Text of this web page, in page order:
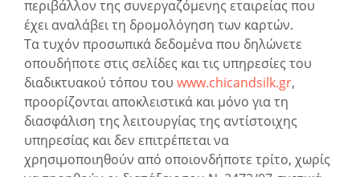
περιβάλλον της συνεργαζόμενης εταιρείας που
έχει αναλάβει τη δρομολόγηση των καρτών.
Τα τυχόν προσωπικά δεδομένα που δηλώνετε
οπουδήποτε στις σελίδες και τις υπηρεσίες του
διαδικτυακού τόπου του www.chicandsilk.gr,
προορίζονται αποκλειστικά και μόνο για τη
διασφάλιση της λειτουργίας της αντίστοιχης
υπηρεσίας και δεν επιτρέπεται να
χρησιμοποιηθούν από οποιονδήποτε τρίτο, χωρίς